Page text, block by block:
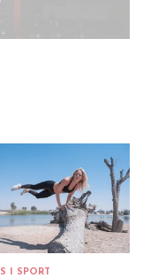
I SPORT